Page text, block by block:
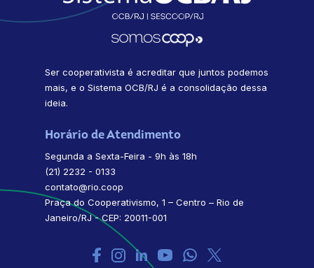
Ser cooperativista é acreditar que juntos podemos
mais, e o Sistema OCB/RJ é a consolidação dessa
ideia.
Horário de Atendimento
Segunda a Sexta-Feira - 9h às 18h
(21) 2232 - 0133
contato@rio.coop
Praça do Cooperativismo, 1 – Centro – Rio de
Janeiro/RJ - CEP: 20011-001